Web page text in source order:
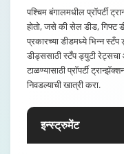
पश्चिम बंगालमधील प्रॉपर्टी
होतो, जसे की सेल डीड, गिफ्ट
प्रकारच्या डीडमध्ये भिन्न स्टँप
डीड्ससाठी स्टँप ड्युटी
टाळण्यासाठी प्रॉपर्टी
निवडल्याची खात्री करा.
इन्स्ट्रुमेंट